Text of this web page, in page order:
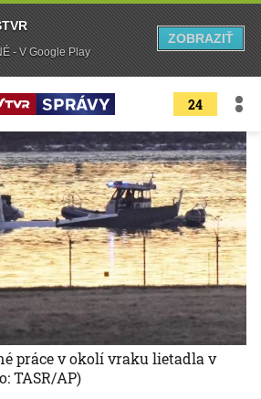
24
práce v okolí vraku lietadla v
TASR/AP)
- V Google Play
ZOBRAZIŤ